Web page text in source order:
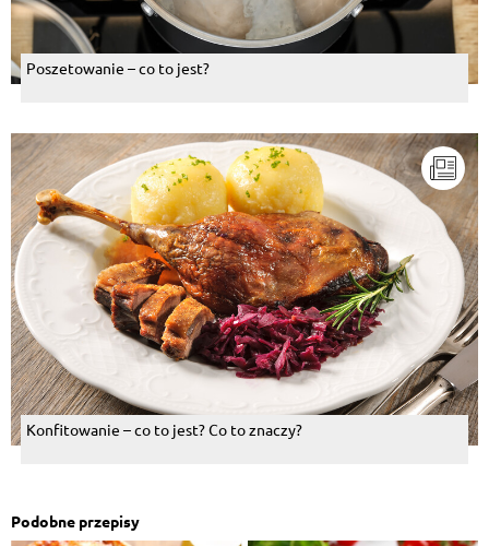
Poszetowanie – co to jest?
Konfitowanie – co to jest? Co to znaczy?
Podobne przepisy